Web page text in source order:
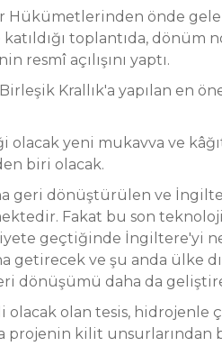
önde gelen
toplantıda, dönüm
resmî açılışını yaptı.
Krallık'a yapılan en
yeni mukavva ve
biri olacak.
geri dönüştürülen ve
Fakat bu son teknoloji
geçtiğinde İngiltere'yi
ve şu anda ülke
dönüşümü daha da
olan tesis, hidrojenle
projenin kilit unsurlarından